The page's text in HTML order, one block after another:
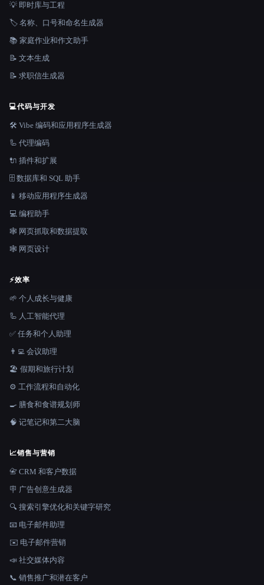
💡 即时库与工程
🏷️ 名称、口号和命名生成器
📚 家庭作业和作文助手
📝 文本生成
📝 求职信生成器
💻代码与开发
🛠️ Vibe 编码和应用程序生成器
🦾 代理编码
🔌 插件和扩展
🗄️ 数据库和 SQL 助手
📱 移动应用程序生成器
💻 编程助手
🕸️ 网页抓取和数据提取
🕸 网页设计
⚡效率
🌱 个人成长与健康
🦾 人工智能代理
✅ 任务和个人助理
👨‍💻 会议助理
🏖 假期和旅行计划
⚙️ 工作流程和自动化
🍳 膳食和食谱规划师
🧠 记笔记和第二大脑
📈销售与营销
📇 CRM 和客户数据
🪧 广告创意生成器
🔍 搜索引擎优化和关键字研究
📧 电子邮件助理
✉️ 电子邮件营销
📣 社交媒体内容
📞 销售推广和潜在客户